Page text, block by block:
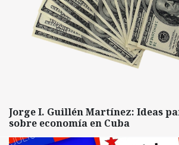
Jorge I. Guillén Martínez: Ideas
sobre economía en Cuba